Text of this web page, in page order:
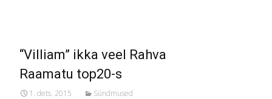
“Villiam” ikka veel Rahva
Raamatu top20-s
1. dets. 2015 Sündmused